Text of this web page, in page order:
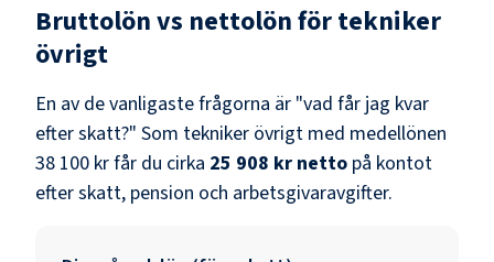
Bruttolön vs nettolön förtekniker
övrigt
En av de vanligaste frågorna är "vad får jag kvar
efter skatt?" Som tekniker övrigt med medellönen
38 100 krfår du cirka 25 908 kr netto på kontot
efter skatt, pension och arbetsgivaravgifter.